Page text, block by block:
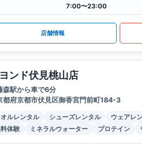
7:00〜23:00
店舗情報
ンド伏見桃山店
森駅から車で6分
都府京都市伏見区御香宮門前町184-3
ルレンタル シューズレンタル ウェアレ
体験
ミネラルウォーター プロテイン